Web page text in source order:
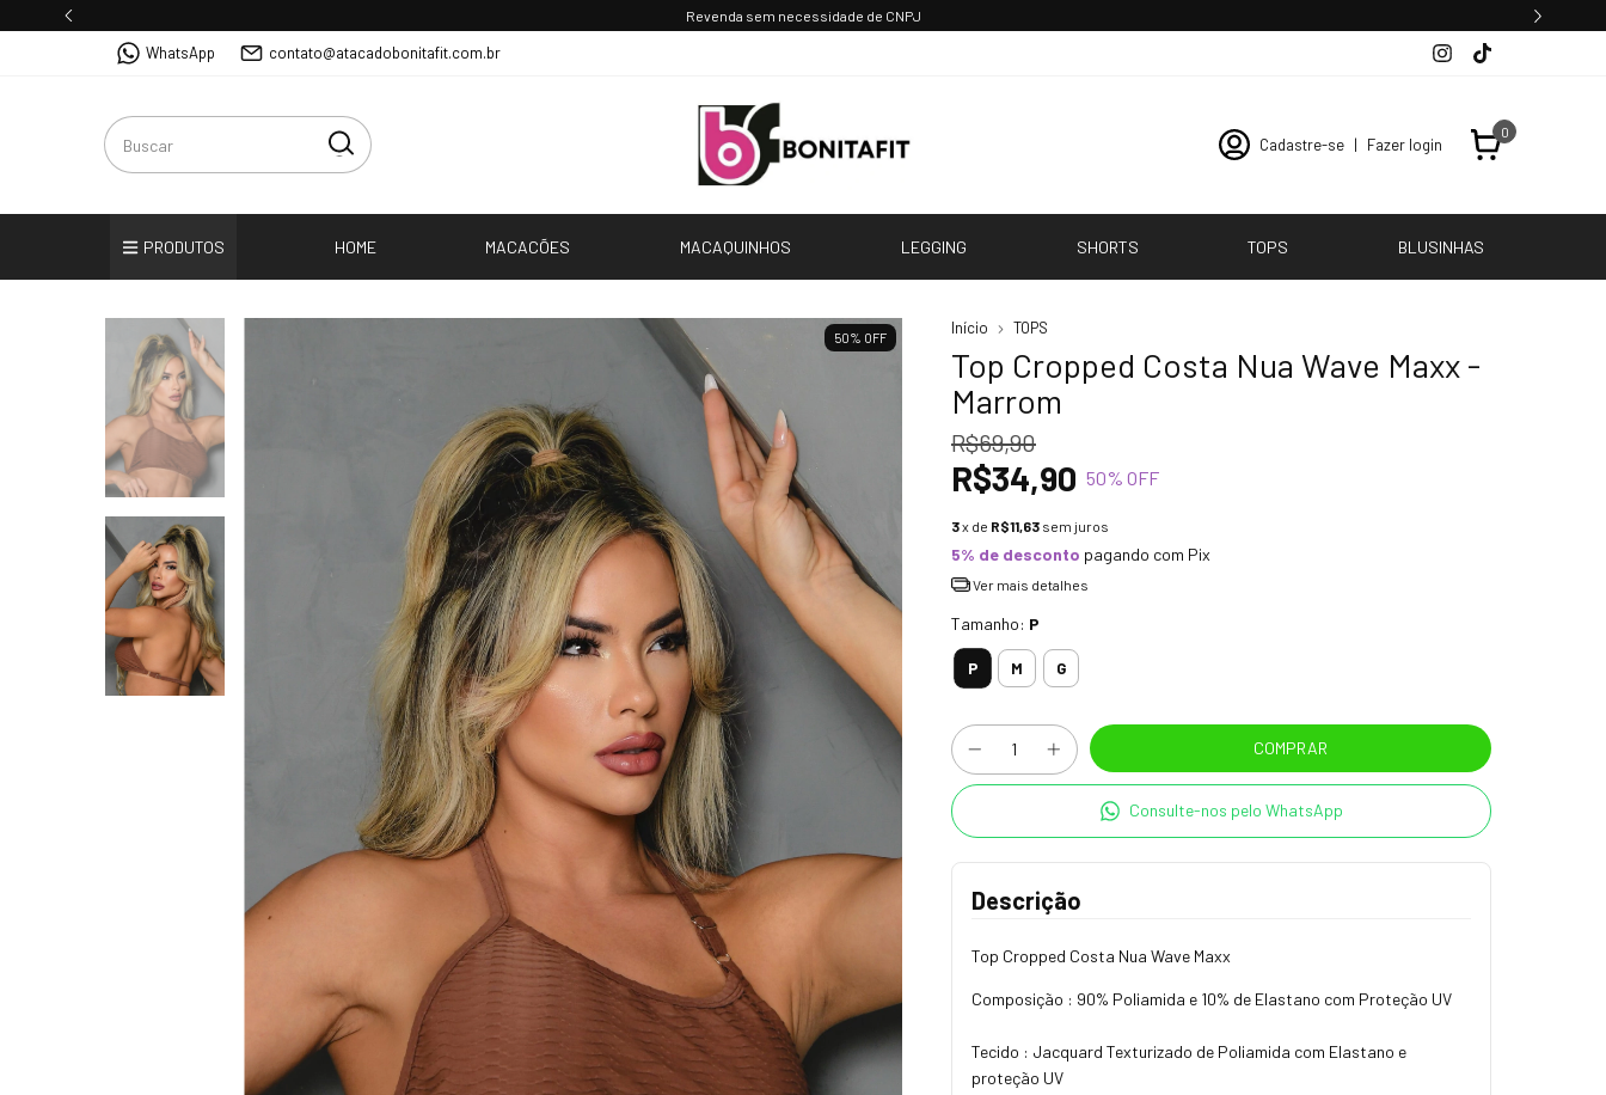
Revenda sem necessidade de CNPJ
WhatsApp contato@atacadobonitafit.com.br
Cadastre-se | Fazer login
0
PRODUTOS HOME MACACÕES MACAQUINHOS LEGGING SHORTS TOPS BLUSINHAS
50% OFF
Início TOPS
Top Cropped Costa Nua Wave Maxx -
Marrom
R$69,90
R$34,90 50% OFF
3x de R$11,63 sem juros
5% de desconto pagando com Pix
Ver mais detalhes
Tamanho: P
P M G
Consulte-nos pelo WhatsApp
Descrição
Top Cropped Costa Nua Wave Maxx
Composição : 90% Poliamida e 10% de Elastano com Proteção UV
Tecido : Jacquard Texturizado de Poliamida com Elastano e
proteção UV